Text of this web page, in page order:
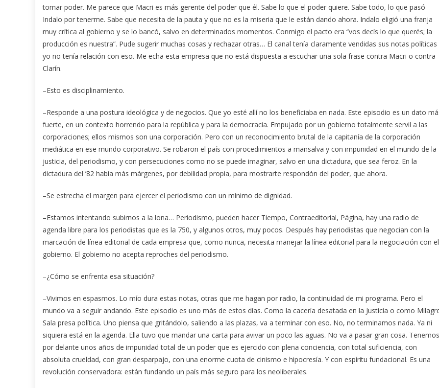
tomar poder. Me parece que Macri es más gerente del poder que él. Sabe lo que el poder quiere. Sabe todo, lo que pasó
Indalo por tenerme. Sabe que necesita de la pauta y que no es la miseria que le están dando ahora. Indalo eligió una franja
muy crítica al gobierno y se lo bancó, salvo en determinados momentos. Conmigo el pacto era “vos decís lo que querés; la
producción es nuestra”. Pude sugerir muchas cosas y rechazar otras… El canal tenía claramente vendidas sus notas políticas
yo no tenía relación con eso. Me echa esta empresa que no está dispuesta a escuchar una sola frase contra Macri o contra
Clarín.
–Esto es disciplinamiento.
–Responde a una postura ideológica y de negocios. Que yo esté allí no los beneficiaba en nada. Este episodio es un dato
fuerte, en un contexto horrendo para la república y para la democracia. Empujado por un gobierno totalmente servil a las
corporaciones; ellos mismos son una corporación. Pero con un reconocimiento brutal de la capitanía de la corporación
mediática en ese mundo corporativo. Se robaron el país con procedimientos a mansalva y con impunidad en el mundo de la
justicia, del periodismo, y con persecuciones como no se puede imaginar, salvo en una dictadura, que sea feroz. En la
dictadura del ’82 había más márgenes, por debilidad propia, para mostrarte respondón del poder, que ahora.
–Se estrecha el margen para ejercer el periodismo con un mínimo de dignidad.
–Estamos intentando subirnos a la lona… Periodismo, pueden hacer Tiempo, Contraeditorial, Página, hay una radio de
agenda libre para los periodistas que es la 750, y algunos otros, muy pocos. Después hay periodistas que negocian con la
marcación de línea editorial de cada empresa que, como nunca, necesita manejar la línea editorial para la negociación con el
gobierno. El gobierno no acepta reproches del periodismo.
–¿Cómo se enfrenta esa situación?
–Vivimos en espasmos. Lo mío dura estas notas, otras que me hagan por radio, la continuidad de mi programa. Pero el
mundo va a seguir andando. Este episodio es uno más de estos días. Como la cacería desatada en la Justicia o como
Sala presa política. Uno piensa que gritándolo, saliendo a las plazas, va a terminar con eso. No, no terminamos nada. Ya ni
siquiera está en la agenda. Ella tuvo que mandar una carta para avivar un poco las aguas. No va a pasar gran cosa. Tenemos
por delante unos años de impunidad total de un poder que es ejercido con plena conciencia, con total suficiencia, con
absoluta crueldad, con gran desparpajo, con una enorme cuota de cinismo e hipocresía. Y con espíritu fundacional. Es una
revolución conservadora: están fundando un país más seguro para los neoliberales.